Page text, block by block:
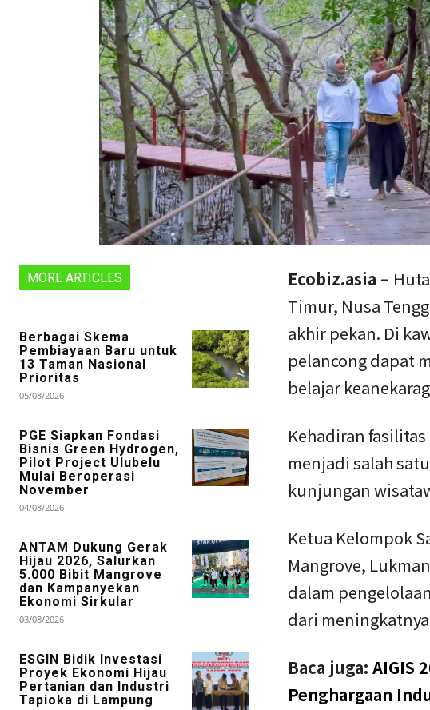
MORE ARTICLES
Berbagai Skema
Pembiayaan Baru untuk
13 Taman Nasional
Prioritas
05/08/2026
PGE Siapkan Fondasi
Bisnis Green Hydrogen,
Pilot Project Ulubelu
Mulai Beroperasi
November
04/08/2026
ANTAM Dukung Gerak
Hijau 2026, Salurkan
5.000 Bibit Mangrove
dan Kampanyekan
Ekonomi Sirkular
03/08/2026
ESGIN Bidik Investasi
Proyek Ekonomi Hijau
Pertanian dan Industri
Tapioka di Lampung
Ecobiz.asia –
Timur, Nusa
akhir pekan. Di
pelancong dapat
belajar
Kehadiran
menjadi salah
kunjungan
Ketua Kelompok
Mangrove,
dalam
dari
Baca juga: AIGIS
Penghargaan